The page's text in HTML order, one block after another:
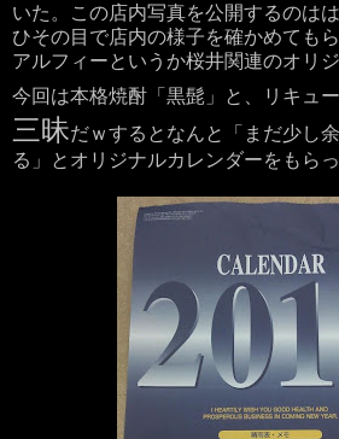
いた。この店内写真を公開するのは
ひその目で店内の様子を確かめてもら
アルフィーというか桜井関連のオリ
今回は本格焼酎「黒髭」と、リキュ
三昧だｗするとなんと「まだ少し
る」とオリジナルカレンダーをもら